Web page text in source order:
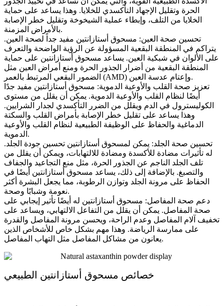
الحرة وتقليل الإجهاد التأكسدي للخلايا. وهذا يساعد على حماية
الخلايا من التلف، وإبطاء عملية الشيخوخة وتقليل خطر الإصابة
بالأمراض المزمنة.
تحسين صحة العين: مسحوق أستازانتين مفيد جداً لصحة العين.
يتراكم في المنطقة البقعية المسؤولة عن الرؤية الواضحة والتعرف
على الألوان في شبكية العين. يساعد مسحوق أستازانتين على حماية
المنطقة البقعية من أضرار الجذور الحرة ومنع أمراض العين مثل
الضمور البقعي المرتبط بالعمر (AMD) وإعتام عدسة العين.
تعزيز صحة القلب والأوعية الدموية: مسحوق أستازانتين مفيد جدًا
أيضًا لنظام القلب والأوعية الدموية. يمكن أن يقلل من مستوى
الكوليسترول في الدم ويقلل من الضرر التأكسدي لجدار الشرايين.
وهذا يساعد على تقليل خطر الإصابة بأمراض القلب والسكتة
الدماغية والحفاظ على الوظيفة الطبيعية لنظام القلب والأوعية
الدموية.
تحسين صحة الجلد: يمكن لمسحوق أستازانتين تحسين جودة الجلد.
له تأثيرات مضادة للأكسدة ومضادة للالتهابات، ويمكن أن يقلل من
تلف الجلد الناجم عن الجذور الحرة، مثل منع التجاعيد والجفاف
والتصبغ. بالإضافة إلى ذلك، يساعد مسحوق أستازانتين أيضًا في
الحفاظ على مرونة الجلد وتوازن الرطوبة، مما يجعل البشرة أكثر
نعومة وشبابًا وصحة.
دعم صحة المفاصل: مسحوق أستازانتين له أيضًا تأثير إيجابي على
صحة المفاصل. يمكن أن يقلل من التفاعل الالتهابي، ويساعد على
تخفيف آلام المفاصل وعدم الراحة، ويحسن مرونة المفاصل والقدرة
على ممارسة الرياضة. وهذا مهم بشكل خاص للأشخاص الذين
يعانون من مشاكل المفاصل مثل التهاب المفاصل.
خصائص مسحوق أستازانتين الطبيعي